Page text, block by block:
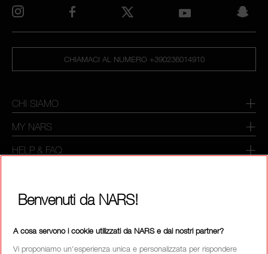
CHIAMACI AL NUMERO +390236014910
CHI SIAMO
MY NARS
HELP & FAQ
Benvenuti da NARS!
A cosa servono i cookie utilizzati da NARS e dai nostri partner?
Vi proponiamo un'esperienza unica e personalizzata per rispondere